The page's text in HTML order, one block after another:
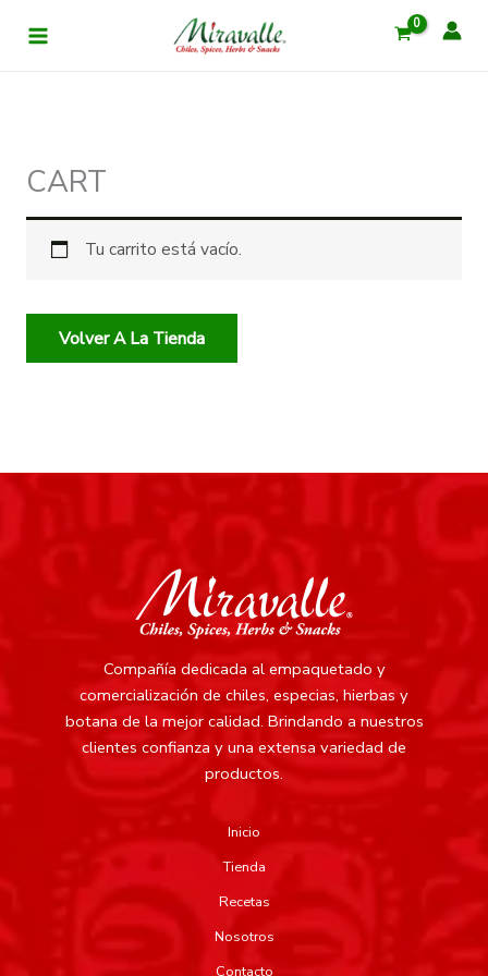
CART
Tu carrito está vacío.
Volver A La Tienda
Compañía dedicada al empaquetado y
comercialización de chiles, especias, hierbas y
botana de la mejor calidad. Brindando a nuestros
clientes confianza y una extensa variedad de
productos.
Inicio
Tienda
Recetas
Nosotros